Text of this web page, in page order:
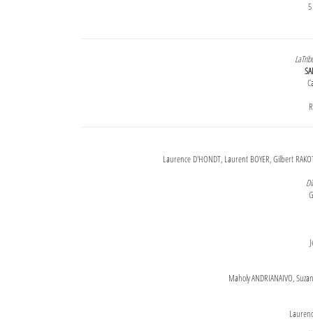
Laurence D'HONDT, Laurent BOYER, Gilbert
Maholy ANDRIANAIVO,